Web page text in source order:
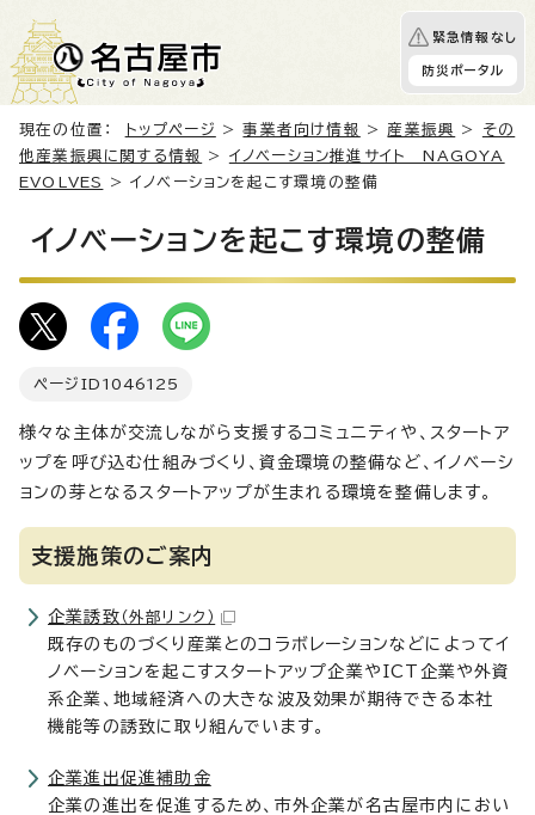
緊急情報なし
防災ポータル
現在の位置： トップページ >事業者向け情報 > 産業振興 > その
他産業振興に関する情報
> イノベーション推進サイト NAGOYA
EVOLVES
> イノベーションを起こす環境の整備
イノベーションを起こす環境の整備
ページID 1046125
様々な主体が交流しながら支援するコミュニティや、スタートア
ップを呼び込む仕組みづくり、資金環境の整備など、イノベーシ
ョンの芽となるスタートアップが生まれる環境を整備します。
支援施策のご案内
企業誘致 （外部リンク）
既存のものづくり産業とのコラボレーションなどによってイ
ノベーションを起こすスタートアップ企業やICT企業や外資
系企業、地域経済への大きな波及効果が期待できる本社
機能等の誘致に取り組んでいます。
企業進出促進補助金
企業の進出を促進するため、市外企業が名古屋市内におい